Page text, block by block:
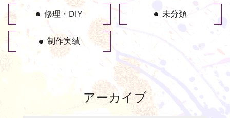
修理・DIY 未分類
制作実績
アーカイブ